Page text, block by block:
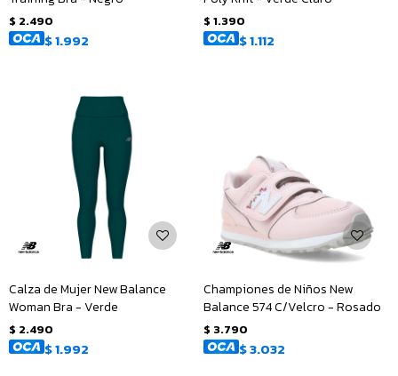
$ 2.490
$1.992
$ 1.390
$1.112
Calza de Mujer New Balance
Woman Bra - Verde
$ 2.490
$1.992
Championes de Niños New
Balance 574 C/Velcro - Rosado
$ 3.790
$3.032